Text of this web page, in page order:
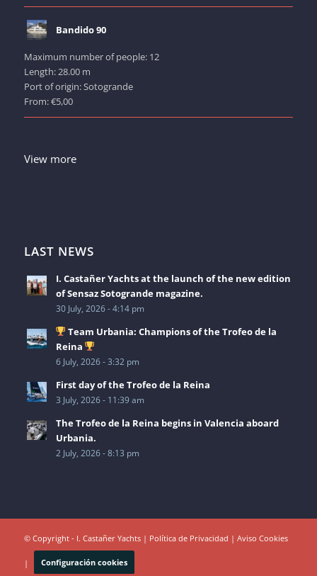
Bandido 90
Maximum number of people: 12
Length: 28.00 m
Port of origin: Sotogrande
From: €5,00
View more
LAST NEWS
I. Castañer Yachts at the launch of the new edition
of Sensaz Sotogrande magazine.
30 July, 2026 - 4:14 pm
Team Urbania: Champions of the Trofeo de la
Reina
6 July, 2026 - 3:32 pm
First day of the Trofeo de la Reina
3 July, 2026 - 11:39 am
The Trofeo de la Reina begins in Valencia aboard
Urbania.
2 July, 2026 - 8:13 pm
© Copyright - I. Castañer Yachts | Política de Privacidad | Aviso Cookies
| Configuración cookies